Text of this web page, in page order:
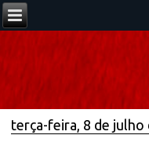
terça-feira, 8 de julho